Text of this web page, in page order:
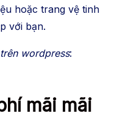
hoặc trang vệ tinh
với bạn.
wordpress:
mãi mãi